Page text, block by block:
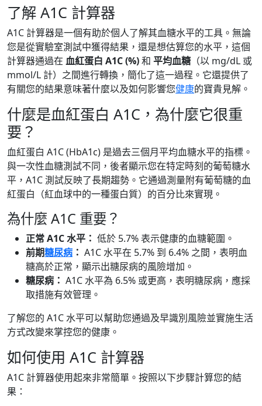
了解 A1C 計算器
A1C 計算器是一個有助於個人了解其血糖水平的工具。無論
您是從實驗室測試中獲得結果，還是想估算您的水平，這個
計算器通過在 血紅蛋白 A1C (%)和 平均血糖 （以 mg/dL 或
mmol/L 計）之間進行轉換，簡化了這一過程。它還提供了
有關您的結果意味著什麼以及如何影響您健康的寶貴見解。
什麼是血紅蛋白 A1C，為什麼它很重
要？
血紅蛋白 A1C (HbA1c) 是過去三個月平均血糖水平的指標。
與一次性血糖測試不同，後者顯示您在特定時刻的葡萄糖水
平，A1C 測試反映了長期趨勢。它通過測量附有葡萄糖的血
紅蛋白（紅血球中的一種蛋白質）的百分比來實現。
為什麼 A1C 重要？
正常 A1C 水平： 低於 5.7% 表示健康的血糖範圍。
前期糖尿病 ： A1C 水平在 5.7% 到 6.4% 之間，表明血
糖高於正常，顯示出糖尿病的風險增加。
糖尿病： A1C 水平為 6.5% 或更高，表明糖尿病，應採
取措施有效管理。
了解您的 A1C 水平可以幫助您通過及早識別風險並實施生活
方式改變來掌控您的健康。
如何使用 A1C 計算器
A1C 計算器使用起來非常簡單。按照以下步驟計算您的結
果：